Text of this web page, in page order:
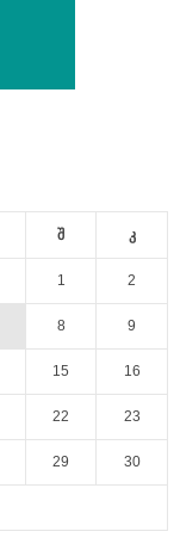
შ კ
1 2
8 9
15 16
22 23
29 30